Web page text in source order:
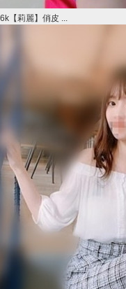
6k【莉麗】俏皮 ...